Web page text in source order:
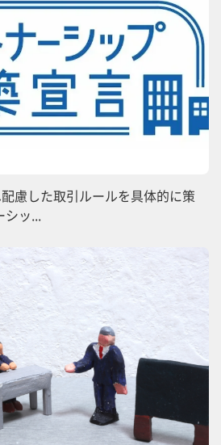
慮した取引ルールを具体的に策
ッ...